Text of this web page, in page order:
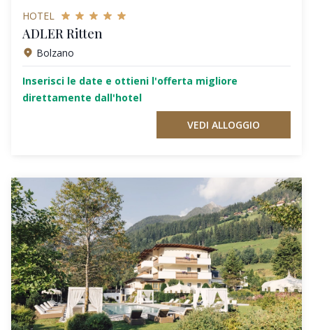
HOTEL
ADLER Ritten
Bolzano
Inserisci le date e ottieni l'offerta migliore
direttamente dall'hotel
VEDI ALLOGGIO